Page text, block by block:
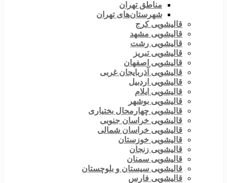
مناطق تهران
شهرستان‌های تهران
قالیشویی کرج
قالیشویی مشهد
قالیشویی رشت
قالیشویی تبریز
قالیشویی اصفهان
قالیشویی آذربایجان غربی
قالیشویی اردبیل
قالیشویی ایلام
قالیشویی بوشهر
قالیشویی چهارمحال بختیاری
قالیشویی خراسان جنوبی
قالیشویی خراسان شمالی
قالیشویی خوزستان
قالیشویی زنجان
قالیشویی سمنان
قالیشویی سیستان و بلوچستان
قالیشویی فارس